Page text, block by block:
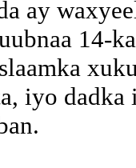
ay
14-
iyo